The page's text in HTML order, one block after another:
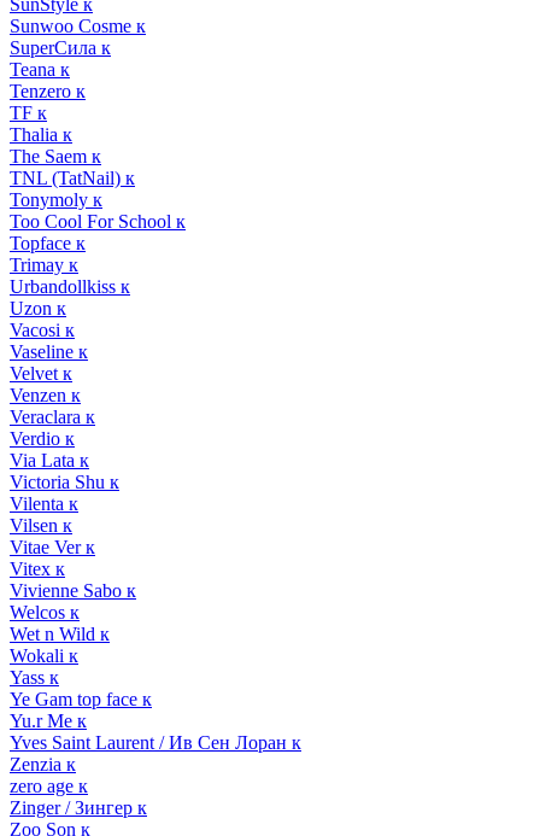
SunStyle к
Sunwoo Cosme к
SuperСила к
Teana к
Tenzero к
TF к
Thalia к
The Saem к
TNL (TatNail) к
Tonymoly к
Too Cool For School к
Topface к
Trimay к
Urbandollkiss к
Uzon к
Vacosi к
Vaseline к
Velvet к
Venzen к
Veraclara к
Verdio к
Via Lata к
Victoria Shu к
Vilenta к
Vilsen к
Vitae Ver к
Vitex к
Vivienne Sabo к
Welcos к
Wet n Wild к
Wokali к
Yass к
Ye Gam top face к
Yu.r Me к
Yves Saint Laurent / Ив Сен Лоран к
Zenzia к
zero age к
Zinger / Зингер к
Zoo Son к